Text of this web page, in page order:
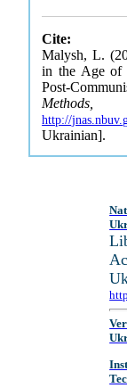
Cite:
Malysh, L.
in the Age of
Post-
Methods,
http://
Ukrainian].